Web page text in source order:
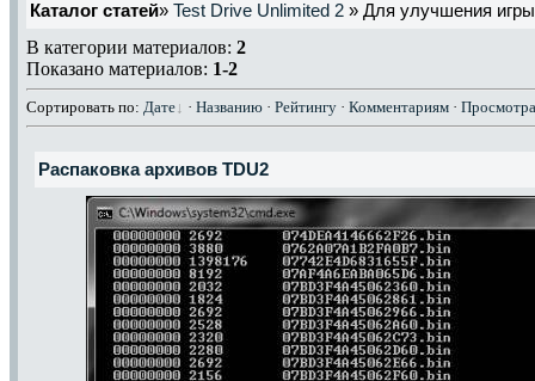
Каталог статей» Test Drive Unlimited 2 » Для улучшения игры
В категории материалов: 2
Показано материалов: 1-2
Сортировать по: Дате · Названию · Рейтингу · Комментариям ·
Распаковка архивов TDU2